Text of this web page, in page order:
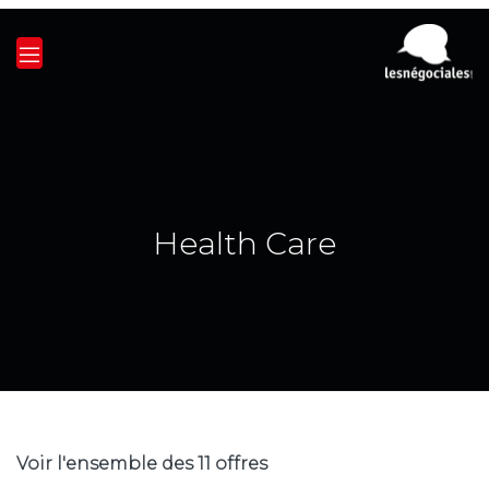
Health Care
Voir l'ensemble des 11 offres